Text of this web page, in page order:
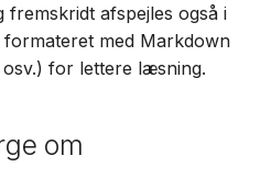
afspejles også i
med Markdown
for lettere læsning.
om